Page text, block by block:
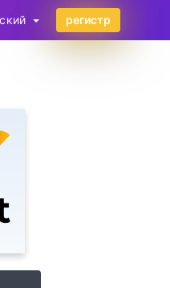
Русский
регистр